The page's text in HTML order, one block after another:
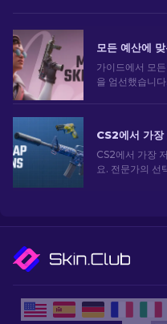
가이드에서 모
을 엄선했습니
CS2에서 가장
요. 전문가의 선